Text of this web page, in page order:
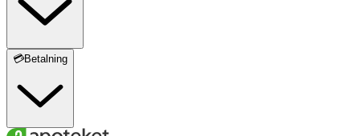
💳Betalning